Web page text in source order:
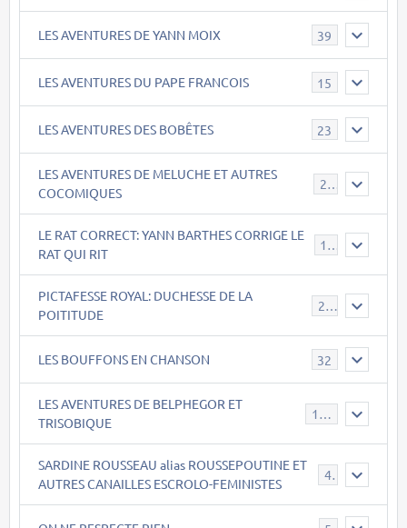
LES AVENTURES DE YANN MOIX 39
LES AVENTURES DU PAPE FRANCOIS 15
LES AVENTURES DES BOBÊTES 23
LES AVENTURES DE MELUCHE ET AUTRES
COCOMIQUES
22
LE RAT CORRECT: YANN BARTHES CORRIGE LE
RAT QUI RIT
15
PICTAFESSE ROYAL: DUCHESSE DE LA
POITITUDE
23
LES BOUFFONS EN CHANSON 32
LES AVENTURES DE BELPHEGOR ET
TRISOBIQUE
147
SARDINE ROUSSEAU alias ROUSSEPOUTINE ET
AUTRES CANAILLES ESCROLO-FEMINISTES
40